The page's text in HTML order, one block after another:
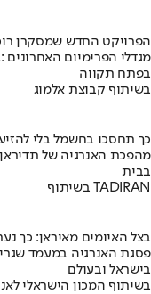
הפרויקט החדש שמסקרן
בפתח תקווה
בשיתוף קבוצת אלמוג
כך תחסכו בחשמל בלי להזיע
מהפכת האנרגיה של
בבית
בשיתוף TADIRAN
בצל האיומים מאיראן: כך
פסגת האנרגיה במעמד
בישראל ובעולם
בשיתוף המכון הישראלי